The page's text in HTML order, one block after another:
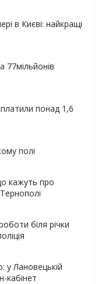
в Києві: найкращі
77мільйонів
понад 1,6
полі
кажуть про
біля річки
у Лановецькій
кабінет